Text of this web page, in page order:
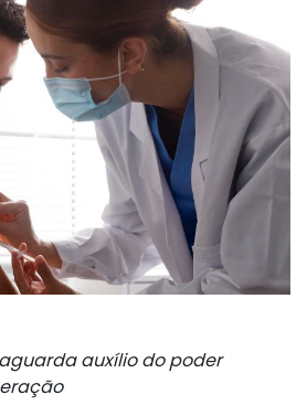
auxílio do poder